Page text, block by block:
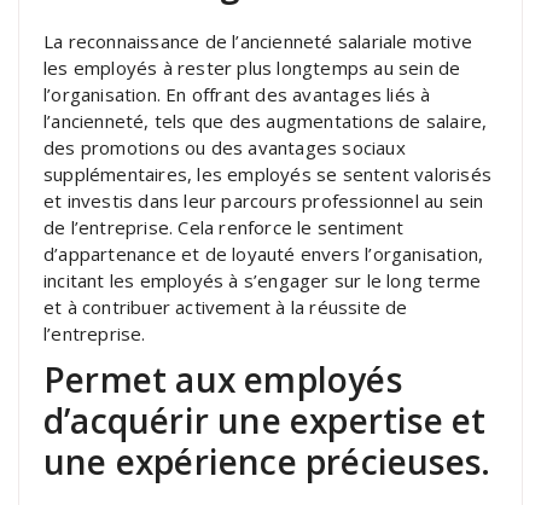
La reconnaissance de l’ancienneté salariale motive
les employés à rester plus longtemps au sein de
l’organisation. En offrant des avantages liés à
l’ancienneté, tels que des augmentations de salaire,
des promotions ou des avantages sociaux
supplémentaires, les employés se sentent valorisés
et investis dans leur parcours professionnel au sein
de l’entreprise. Cela renforce le sentiment
d’appartenance et de loyauté envers l’organisation,
incitant les employés à s’engager sur le long terme
et à contribuer activement à la réussite de
l’entreprise.
Permet aux employés
d’acquérir une expertise et
une expérience précieuses.